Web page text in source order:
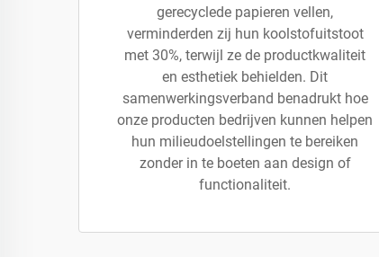
gerecyclede papieren vellen,
verminderden zij hun koolstofuitstoot
met 30%, terwijl ze de productkwaliteit
en esthetiek behielden. Dit
samenwerkingsverband benadrukt hoe
onze producten bedrijven kunnen helpen
hun milieudoelstellingen te bereiken
zonder in te boeten aan design of
functionaliteit.